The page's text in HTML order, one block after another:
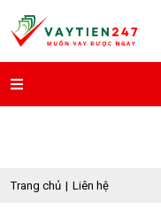
Trang chủ Liên hệ